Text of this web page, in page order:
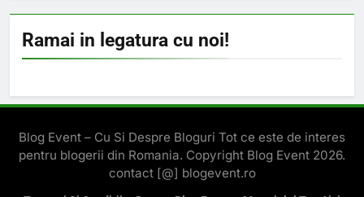
Ramai in legatura cu noi!
Blog Event – Cu Si Despre Bloguri Tot ce este de interes
pentru blogerii din Romania. Copyright Blog Event 2026.
contact [@] blogevent.ro